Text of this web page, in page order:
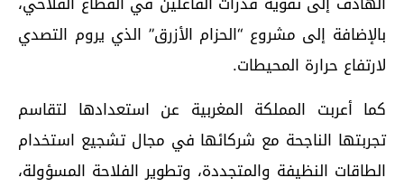
بالإضافة إلى مشروع “الحزام الأزرق” الذي يروم التصدي
لارتفاع حرارة المحيطات.
كما أعربت المملكة المغربية عن استعدادها لتقاسم
تجربتها الناجحة مع شركائها في مجال تشجيع استخدام
الطاقات النظيفة والمتجددة، وتطوير الفلاحة المسؤولة،